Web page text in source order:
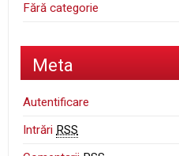
Fără categorie
Meta
Autentificare
Intrări RSS